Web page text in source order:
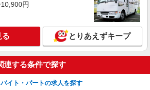
ース 新宿本社 第3営業部
時給：初任者研修1550円/実務者研修1600円/介
福祉士1650円 ※資格や経験などによる
栃木県足利市
円
る とりあえずキープ
連する条件で探す
イト・パートの求人を探す